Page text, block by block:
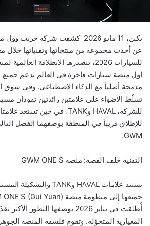
و
ن
ي
عن أحدث مجموعة من منتجاتها وتقنياتها خلال
أول منصة سيارات فاخرة في العالم تدعم جميع
مدمجة أصلياً مع الذكاء الاصطناعي. وفي سوق
تسلّط الأضواء على علامتين رائدتين تقودان
للإطلاق قريباً في المنطقة بوصفهما الفصل
GWM.
التقنية خلف القصة: منصة GWM ONE S
المعيارية المتحوّلة. وتقوم فلسفة المنصة